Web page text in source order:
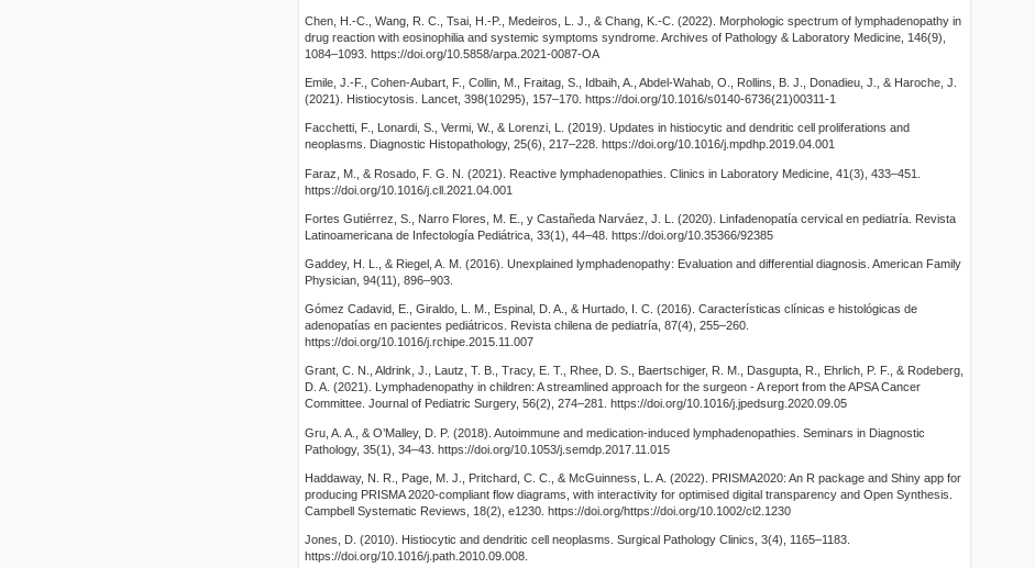
Chen, H.-C., Wang, R. C., Tsai, H.-P., Medeiros, L. J., & Chang, K.-C. (2022). Morphologic spectrum of lymphadenopathy in
drug reaction with eosinophilia and systemic symptoms syndrome. Archives of Pathology & Laboratory Medicine, 146(9),
1084–1093. https://doi.org/10.5858/arpa.2021-0087-OA
Emile, J.-F., Cohen-Aubart, F., Collin, M., Fraitag, S., Idbaih, A., Abdel-Wahab, O., Rollins, B. J., Donadieu, J., & Haroche, J.
(2021). Histiocytosis. Lancet, 398(10295), 157–170. https://doi.org/10.1016/s0140-6736(21)00311-1
Facchetti, F., Lonardi, S., Vermi, W., & Lorenzi, L. (2019). Updates in histiocytic and dendritic cell proliferations and
neoplasms. Diagnostic Histopathology, 25(6), 217–228. https://doi.org/10.1016/j.mpdhp.2019.04.001
Faraz, M., & Rosado, F. G. N. (2021). Reactive lymphadenopathies. Clinics in Laboratory Medicine, 41(3), 433–451.
https://doi.org/10.1016/j.cll.2021.04.001
Fortes Gutiérrez, S., Narro Flores, M. E., y Castañeda Narváez, J. L. (2020). Linfadenopatía cervical en pediatría. Revista
Latinoamericana de Infectología Pediátrica, 33(1), 44–48. https://doi.org/10.35366/92385
Gaddey, H. L., & Riegel, A. M. (2016). Unexplained lymphadenopathy: Evaluation and differential diagnosis. American Family
Physician, 94(11), 896–903.
Gómez Cadavid, E., Giraldo, L. M., Espinal, D. A., & Hurtado, I. C. (2016). Características clínicas e histológicas de
adenopatías en pacientes pediátricos. Revista chilena de pediatría, 87(4), 255–260.
https://doi.org/10.1016/j.rchipe.2015.11.007
Grant, C. N., Aldrink, J., Lautz, T. B., Tracy, E. T., Rhee, D. S., Baertschiger, R. M., Dasgupta, R., Ehrlich, P. F., & Rodeberg,
D. A. (2021). Lymphadenopathy in children: A streamlined approach for the surgeon - A report from the APSA Cancer
Committee. Journal of Pediatric Surgery, 56(2), 274–281. https://doi.org/10.1016/j.jpedsurg.2020.09.05
Gru, A. A., & O’Malley, D. P. (2018). Autoimmune and medication-induced lymphadenopathies. Seminars in Diagnostic
Pathology, 35(1), 34–43. https://doi.org/10.1053/j.semdp.2017.11.015
Haddaway, N. R., Page, M. J., Pritchard, C. C., & McGuinness, L. A. (2022). PRISMA2020: An R package and Shiny app for
producing PRISMA 2020-compliant flow diagrams, with interactivity for optimised digital transparency and Open Synthesis.
Campbell Systematic Reviews, 18(2), e1230. https://doi.org/https://doi.org/10.1002/cl2.1230
Jones, D. (2010). Histiocytic and dendritic cell neoplasms. Surgical Pathology Clinics, 3(4), 1165–1183.
https://doi.org/10.1016/j.path.2010.09.008.